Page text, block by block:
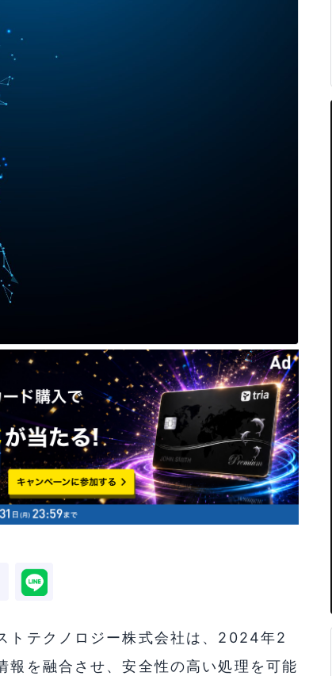
トテクノロジー株式会社は、2024年2
報を融合させ、安全性の高い処理を可能